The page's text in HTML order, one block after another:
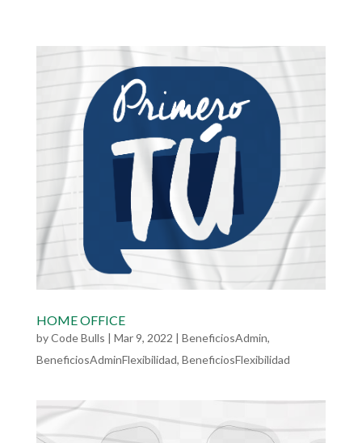
HOME OFFICE
byCode Bulls | Mar 9, 2022 | BeneficiosAdmin,
BeneficiosAdminFlexibilidad, BeneficiosFlexibilidad